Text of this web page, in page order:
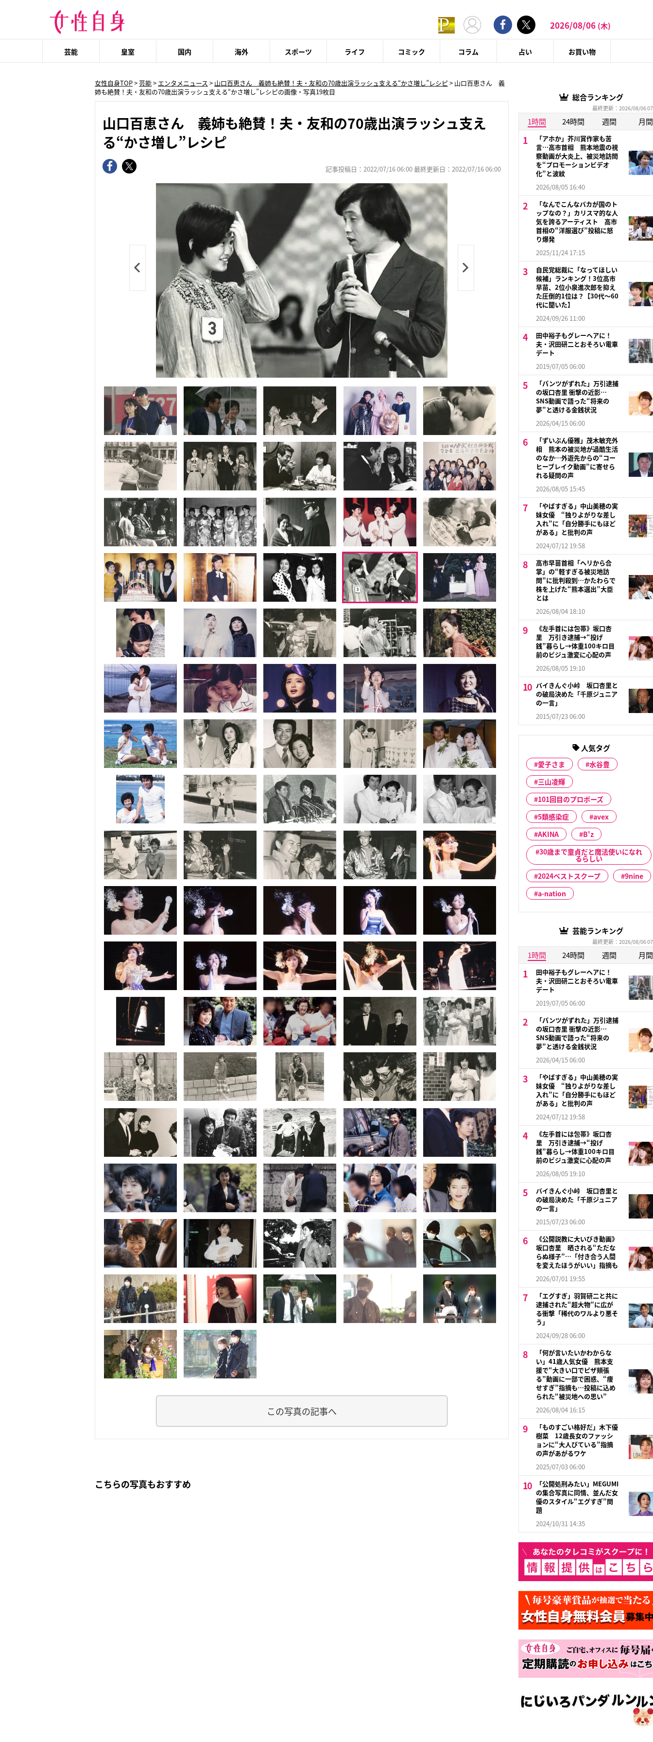
2026/08/06 (木)
芸能 皇室 国内 海外 スポーツ ライフ コミック コラム 占い お買い物
女性自身TOP>芸能> エンタメニュース > 山口百恵さん 義姉も絶賛！夫・友和の70歳出演ラッシュ支える“かさ増し”レシピ > 山口百恵さん 義
姉も絶賛！夫・友和の70歳出演ラッシュ支える“かさ増し”レシピの画像・写真19枚目
山口百恵さん 義姉も絶賛！夫・友和の70歳出演ラッシュ支え
る“かさ増し”レシピ
記事投稿日：2022/07/16 06:00 最終更新日：2022/07/16 06:00
この写真の記事へ
こちらの写真もおすすめ
総合ランキング
最終更新：2026/08/06
1時間 24時間 週間 月間
「アホか」芥川賞作家も苦
言…高市首相 熊本地震の視
察動画が大炎上、被災地訪問
を“プロモーションビデオ
化”と波紋
2026/08/05 16:40
「なんでこんなバカが国のト
ップなの？」カリスマ的な人
気を誇るアーティスト 高市
首相の“洋服選び”投稿に怒
り爆発
2025/11/24 17:15
自民党総裁に「なってほしい
候補」ランキング！3位高市
早苗、2位小泉進次郎を抑え
た圧倒的1位は？【30代〜60
代に聞いた】
2024/09/26 11:00
田中裕子もグレーヘアに！
夫・沢田研二とおそろい電車
デート
2019/07/05 06:00
「パンツがずれた」万引逮捕
の坂口杏里 衝撃の近影…
SNS動画で語った“将来の
夢”と透ける金銭状況
2026/04/15 06:00
「ずいぶん優雅」茂木敏充外
相 熊本の被災地が過酷生活
のなか…外遊先からの“コー
ヒーブレイク動画”に寄せら
れる疑問の声
2026/08/05 15:45
「やばすぎる」中山美穂の実
妹女優 “独りよがりな差し
入れ”に「自分勝手にもほど
がある」と批判の声
2024/07/12 19:58
高市早苗首相「ヘリから合
掌」の“軽すぎる被災地訪
問”に批判殺到…かたわらで
株を上げた“熊本選出”大臣
とは
2026/08/04 18:10
《左手首には包帯》坂口杏
里 万引き逮捕→“投げ
銭”暮らし→体重100キロ目
前のビジュ激変に心配の声
2026/08/05 19:10
バイきんぐ小峠 坂口杏里と
の破局決めた「千原ジュニア
の一言」
2015/07/23 06:00
人気タグ
愛子さま
水谷豊
三山凌輝
101回目のプロポーズ
5類感染症
avex
AKINA
B'z
30歳まで童貞だと魔法使いになれ
るらしい
2024ベストスクープ
9nine
a-nation
芸能ランキング
最終更新：2026/08/06
1時間 24時間 週間 月間
田中裕子もグレーヘアに！
夫・沢田研二とおそろい電車
デート
2019/07/05 06:00
「パンツがずれた」万引逮捕
の坂口杏里 衝撃の近影…
SNS動画で語った“将来の
夢”と透ける金銭状況
2026/04/15 06:00
「やばすぎる」中山美穂の実
妹女優 “独りよがりな差し
入れ”に「自分勝手にもほど
がある」と批判の声
2024/07/12 19:58
《左手首には包帯》坂口杏
里 万引き逮捕→“投げ
銭”暮らし→体重100キロ目
前のビジュ激変に心配の声
2026/08/05 19:10
バイきんぐ小峠 坂口杏里と
の破局決めた「千原ジュニア
の一言」
2015/07/23 06:00
《公開説教に大いびき動画》
坂口杏里 晒される“ただな
らぬ様子”…「付き合う人間
を変えたほうがいい」指摘も
2026/07/01 19:55
「エグすぎ」羽賀研二と共に
逮捕された“超大物”に広が
る衝撃「稀代のワルより悪そ
う」
2024/09/28 06:00
「何が言いたいかわからな
い」41歳人気女優 熊本支
援で“大きい口でピザ頬張
る”動画に一部で困惑、“痩
せすぎ”指摘も…投稿に込め
られた“被災地への思い”
2026/08/04 16:15
「ものすごい格好だ」木下優
樹菜 12歳長女のファッシ
ョンに“大人びている”指摘
の声があがるワケ
2025/07/03 06:00
「公開処刑みたい」MEGUMI
の集合写真に同情、並んだ女
優のスタイル“エグすぎ”問
題
2024/10/31 14:35